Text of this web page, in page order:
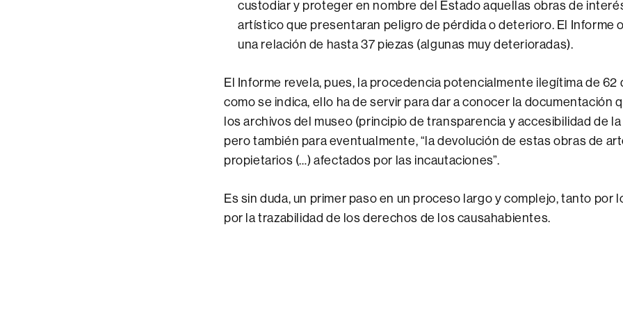
custodiar y proteger en nombre del Estado aquellas obras de
artístico que presentaran peligro de pérdida o deterioro. El Informe
una relación de hasta 37 piezas (algunas muy deterioradas).
El Informe revela, pues, la procedencia potencialmente ilegítima de 62
como se indica, ello ha de servir para dar a conocer la documentación
los archivos del museo (principio de transparencia y accesibilidad de
pero también para eventualmente, “la devolución de estas obras de
propietarios (…) afectados por las incautaciones”.
Es sin duda, un primer paso en un proceso largo y complejo, tanto por
por la trazabilidad de los derechos de los causahabientes.